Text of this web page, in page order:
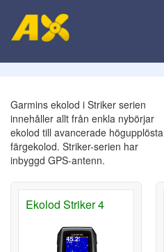
Garmins ekolod i Striker serien
innehåller allt från enkla nybörjar
ekolod till avancerade högupplösta
färgekolod. Striker-serien har
inbyggd GPS-antenn.
Ekolod Striker 4